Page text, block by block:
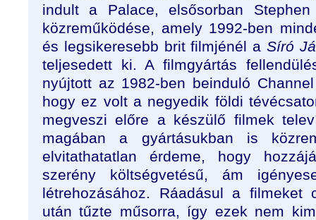
indult a Palace, elsősorban
közreműködése, amely 1992-ben
és legsikeresebb brit filmjénél a Síró
teljesedett ki. A filmgyártás
nyújtott az 1982-ben beinduló
hogy ez volt a negyedik földi
megveszi előre a készülő filmek
magában a gyártásukban is
elvitathatatlan érdeme, hogy
szerény költségvetésű, ám
létrehozásához. Ráadásul a filmeket
után tűzte műsorra, így ezek nem